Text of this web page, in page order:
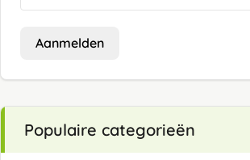
Aanmelden
Populaire categorieën